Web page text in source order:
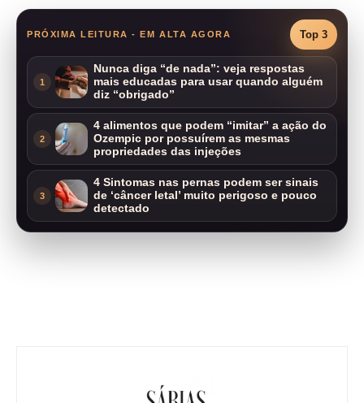
PRÓXIMA LEITURA - EM ALTA AGORA Top 3
1
Nunca diga “de nada”: veja respostas
mais educadas para usar quando alguém
diz “obrigado”
2
4 alimentos que podem “imitar” a ação do
Ozempic por possuírem as mesmas
propriedades das injeções
3
4 Sintomas nas pernas podem ser sinais
de ‘câncer letal’ muito perigoso e pouco
detectado